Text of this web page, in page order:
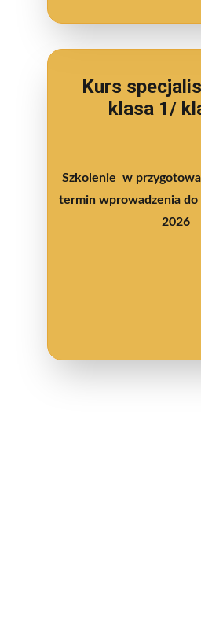
Kurs
klasa 1/
Szkolenie  w
termin wprowadzenia
2026